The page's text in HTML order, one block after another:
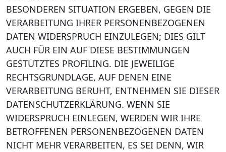
BESONDEREN SITUATION ERGEBEN, GEGEN DIE
VERARBEITUNG IHRER PERSONENBEZOGENEN
DATEN WIDERSPRUCH EINZULEGEN; DIES GILT
AUCH FÜR EIN AUF DIESE BESTIMMUNGEN
GESTÜTZTES PROFILING. DIE JEWEILIGE
RECHTSGRUNDLAGE, AUF DENEN EINE
VERARBEITUNG BERUHT, ENTNEHMEN SIE DIESER
DATENSCHUTZERKLÄRUNG. WENN SIE
WIDERSPRUCH EINLEGEN, WERDEN WIR IHRE
BETROFFENEN PERSONENBEZOGENEN DATEN
NICHT MEHR VERARBEITEN, ES SEI DENN, WIR